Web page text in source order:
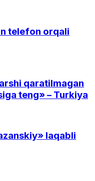
telefon orqali
qaratilmagan
teng» – Turkiya
laqabli